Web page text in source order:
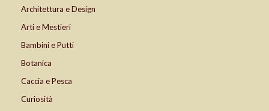
Architettura e Design
Arti e Mestieri
Bambini e Putti
Botanica
Caccia e Pesca
Curiosità